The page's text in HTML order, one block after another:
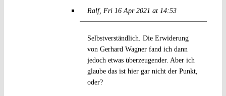
Ralf Fri 16 Apr 2021 at 14:53
Selbstverständlich. Die Erwiderung
von Gerhard Wagner fand ich dann
jedoch etwas überzeugender. Aber ich
glaube das ist hier gar nicht der Punkt,
oder?